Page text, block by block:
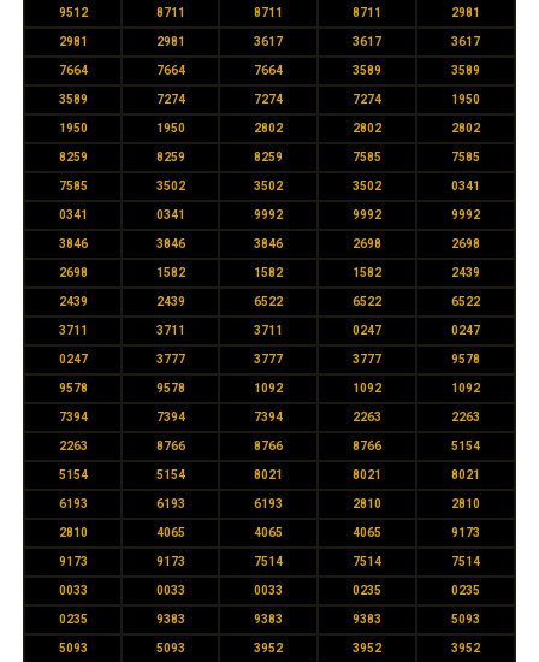
9512 8711 8711 8711 2981
2981 2981 3617 3617 3617
7664 7664 7664 3589 3589
3589 7274 7274 7274 1950
1950 1950 2802 2802 2802
8259 8259 8259 7585 7585
7585 3502 3502 3502 0341
0341 0341 9992 9992 9992
3846 3846 3846 2698 2698
2698 1582 1582 1582 2439
2439 2439 6522 6522 6522
3711 3711 3711 0247 0247
0247 3777 3777 3777 9578
9578 9578 1092 1092 1092
7394 7394 7394 2263 2263
2263 8766 8766 8766 5154
5154 5154 8021 8021 8021
6193 6193 6193 2810 2810
2810 4065 4065 4065 9173
9173 9173 7514 7514 7514
0033 0033 0033 0235 0235
0235 9383 9383 9383 5093
5093 5093 3952 3952 3952